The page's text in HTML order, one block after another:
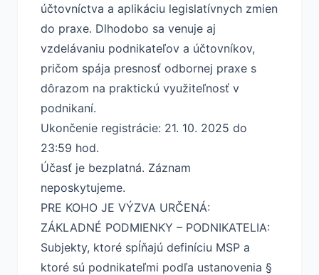
účtovníctva a aplikáciu legislatívnych zmien
do praxe. Dlhodobo sa venuje aj
vzdelávaniu podnikateľov a účtovníkov,
pričom spája presnosť odbornej praxe s
dôrazom na praktickú využiteľnosť v
podnikaní.
Ukončenie registrácie: 21. 10. 2025 do
23:59 hod.
Účasť je bezplatná. Záznam
neposkytujeme.
PRE KOHO JE VÝZVA URČENÁ:
ZÁKLADNÉ PODMIENKY – PODNIKATELIA:
Subjekty, ktoré spĺňajú definíciu MSP a
ktoré sú podnikateľmi podľa ustanovenia §